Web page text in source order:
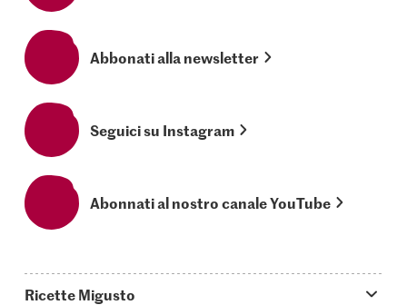
Abbonati alla newsletter
Seguici su Instagram
Abonnati al nostro canale YouTube
Ricette Migusto